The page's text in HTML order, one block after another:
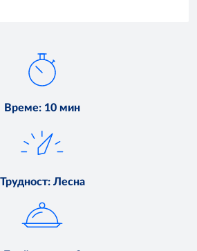
Време: 10 мин
Трудност: Лесна